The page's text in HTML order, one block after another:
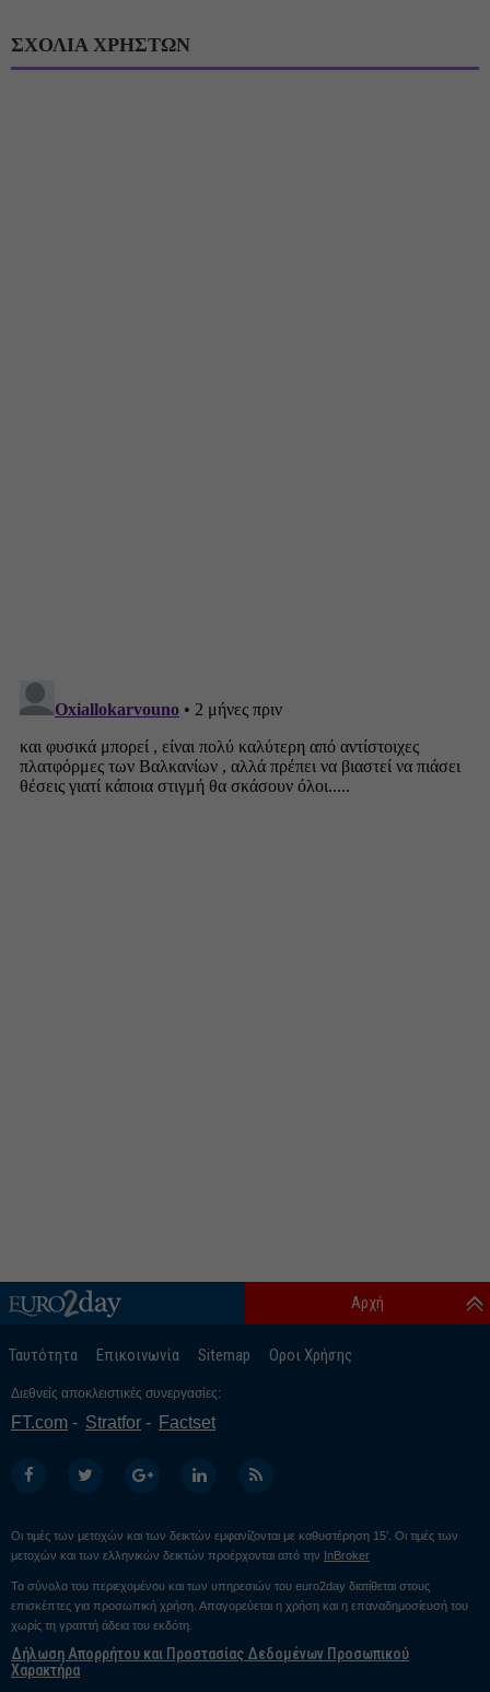
ΣΧΟΛΙΑ ΧΡΗΣΤΩΝ
Ταυτότητα Επικοινωνία Sitemap Οροι Χρήσης
Αρχή
Διεθνείς αποκλειστικές συνεργασίες:
FT.com Stratfor Factset
Οι τιμές των μετοχών και των δεικτών εμφανίζονται με καθυστέρηση 15’. Οι τιμές των
μετοχών και των ελληνικών δεικτών προέρχονται από την InBroker
Το σύνολο του περιεχομένου και των υπηρεσιών του euro2day διατίθεται στους
επισκέπτες για προσωπική χρήση. Απαγορεύεται η χρήση και η επαναδημοσίευσή του
χωρίς τη γραπτή άδεια του εκδότη.
Δήλωση Απορρήτου και Προστασίας Δεδομένων Προσωπικού
Χαρακτήρα